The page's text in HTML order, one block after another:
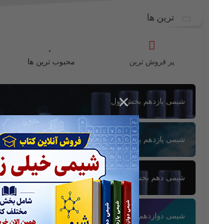
×
ترین ها
پر فروش ترین محبوب ترین ها
شیمی یازدهم بخش اول
شیمی یازدهم بخش سوم
شیمی دهم بخش اول
شیمی دوازدهم بخش سوم